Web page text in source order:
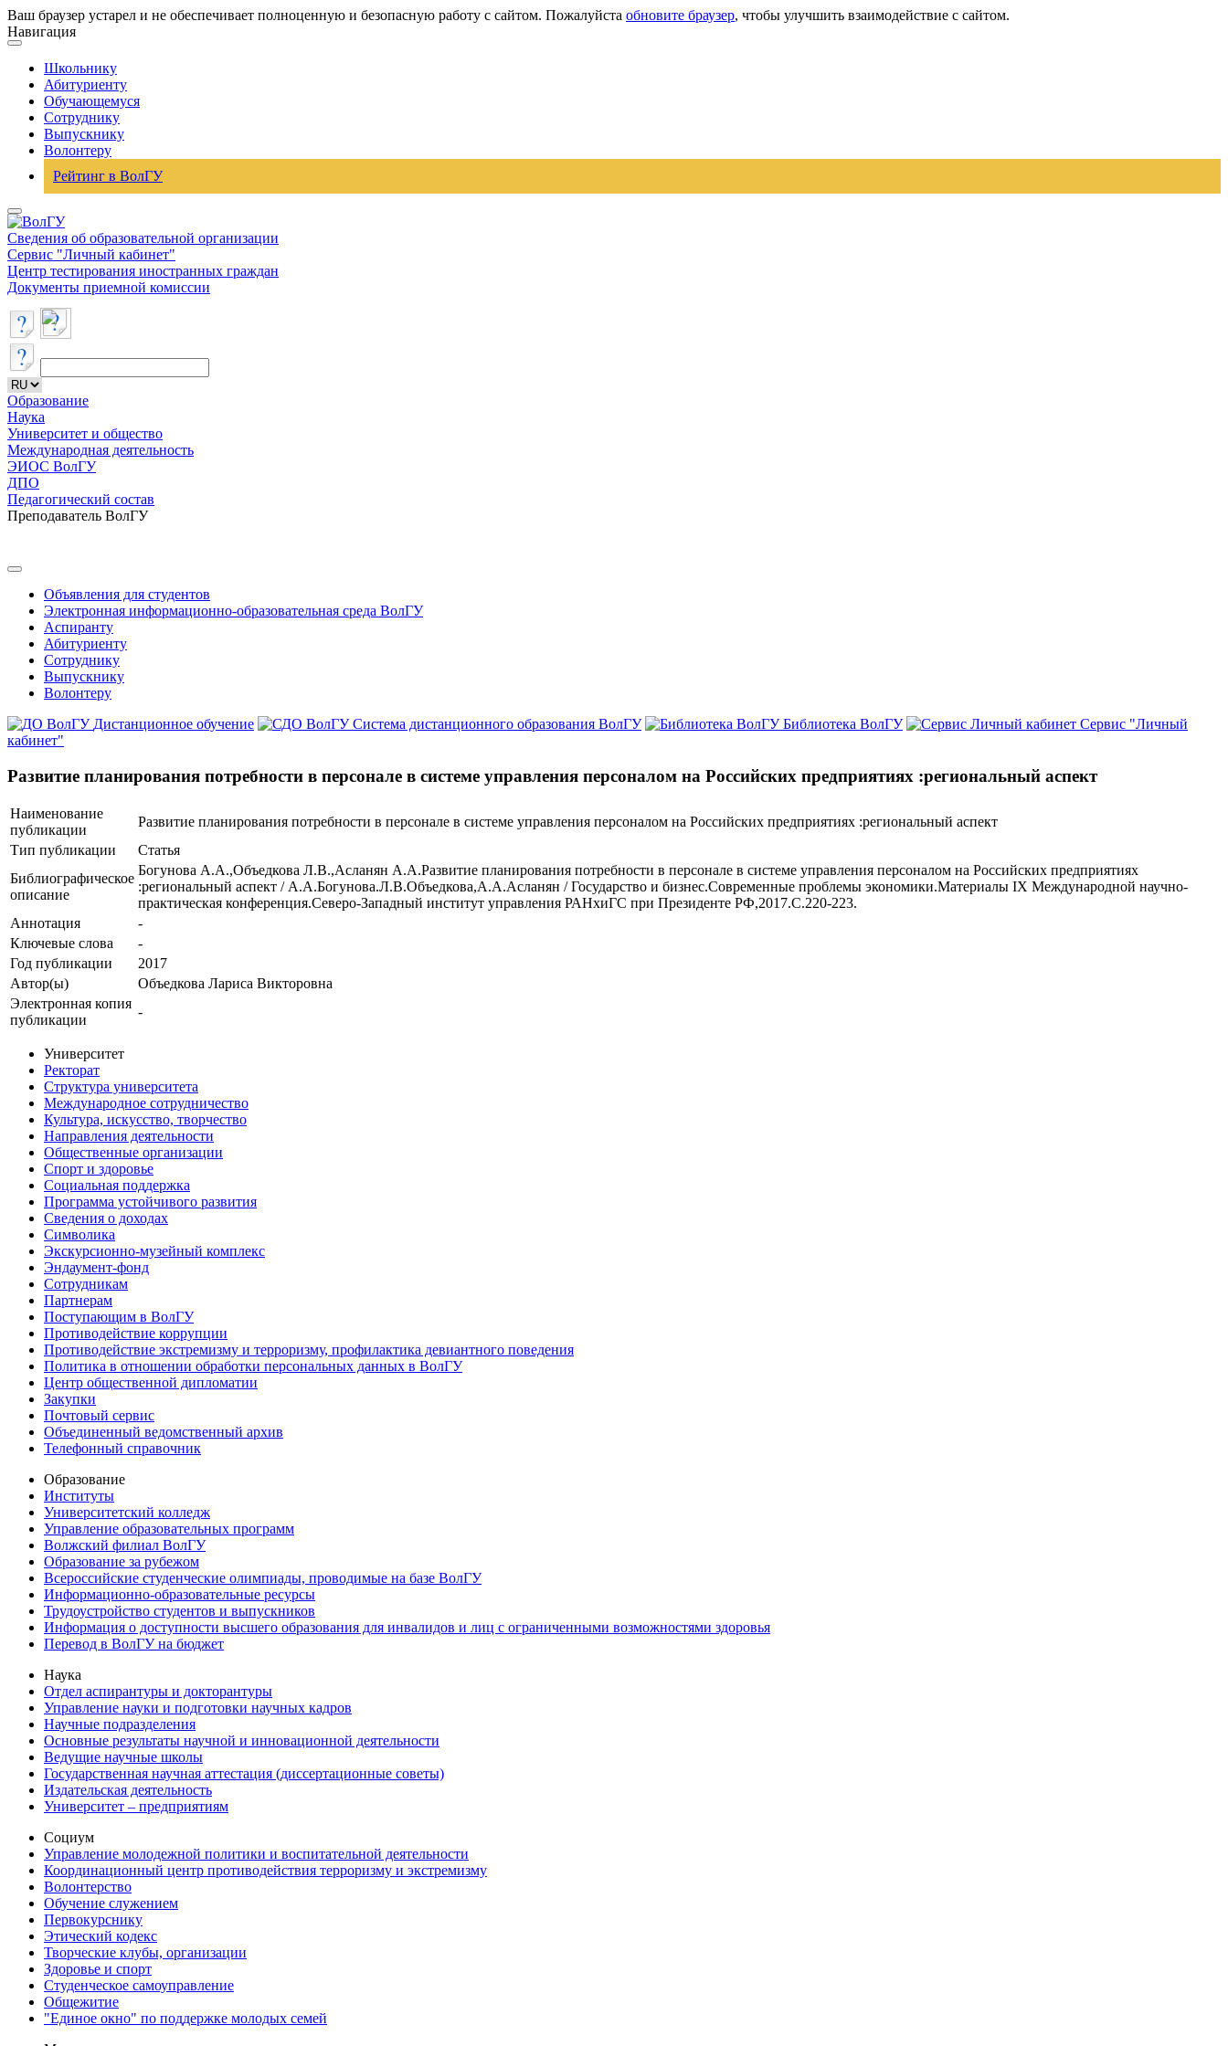
Ваш браузер устарел и не обеспечивает полноценную и безопасную работу с сайтом. Пожалуйста обновите браузер, чтобы улучшить взаимодействие с сайтом.
Навигация
Школьнику
Абитуриенту
Обучающемуся
Сотруднику
Выпускнику
Волонтеру
Рейтинг в ВолГУ
Сведения об образовательной организации
Сервис "Личный кабинет"
Центр тестирования иностранных граждан
Документы приемной комиссии
Образование
Наука
Университет и общество
Международная деятельность
ЭИОС ВолГУ
ДПО
Педагогический состав
Преподаватель ВолГУ
Объявления для студентов
Электронная информационно-образовательная среда ВолГУ
Аспиранту
Абитуриенту
Сотруднику
Выпускнику
Волонтеру
Дистанционное обучение
Система дистанционного образования ВолГУ Библиотека ВолГУ
Сервис "Личный
кабинет"
Развитие планирования потребности в персонале в системе управления персоналом на Российских предприятиях :региональный аспект
Наименование
публикации
Развитие планирования потребности в персонале в системе управления персоналом на Российских предприятиях :региональный аспект
Тип публикации
Статья
Библиографическое
описание
Богунова А.А.,Объедкова Л.В.,Асланян А.А.Развитие планирования потребности в персонале в системе управления персоналом на Российских предприятиях
:региональный аспект / А.А.Богунова.Л.В.Объедкова,А.А.Асланян / Государство и бизнес.Современные проблемы экономики.Материалы IX Международной научно-
практическая конференция.Северо-Западный институт управления РАНхиГС при Президенте РФ,2017.С.220-223.
Аннотация
-
Ключевые cлова
-
Год публикации
2017
Автор(ы)
Объедкова Лариса Викторовна
Электронная копия
публикации
-
Университет
Ректорат
Структура университета
Международное сотрудничество
Культура, искусство, творчество
Направления деятельности
Общественные организации
Спорт и здоровье
Социальная поддержка
Программа устойчивого развития
Сведения о доходах
Символика
Экскурсионно-музейный комплекс
Эндаумент-фонд
Сотрудникам
Партнерам
Поступающим в ВолГУ
Противодействие коррупции
Противодействие экстремизму и терроризму, профилактика девиантного поведения
Политика в отношении обработки персональных данных в ВолГУ
Центр общественной дипломатии
Закупки
Почтовый сервис
Объединенный ведомственный архив
Телефонный справочник
Образование
Институты
Университетский колледж
Управление образовательных программ
Волжский филиал ВолГУ
Образование за рубежом
Всероссийские студенческие олимпиады, проводимые на базе ВолГУ
Информационно-образовательные ресурсы
Трудоустройство студентов и выпускников
Информация о доступности высшего образования для инвалидов и лиц с ограниченными возможностями здоровья
Перевод в ВолГУ на бюджет
Наука
Отдел аспирантуры и докторантуры
Управление науки и подготовки научных кадров
Научные подразделения
Основные результаты научной и инновационной деятельности
Ведущие научные школы
Государственная научная аттестация (диссертационные советы)
Издательская деятельность
Университет – предприятиям
Социум
Управление молодежной политики и воспитательной деятельности
Координационный центр противодействия терроризму и экстремизму
Волонтерство
Обучение служением
Первокурснику
Этический кодекс
Творческие клубы, организации
Здоровье и спорт
Студенческое самоуправление
Общежитие
"Единое окно" по поддержке молодых семей